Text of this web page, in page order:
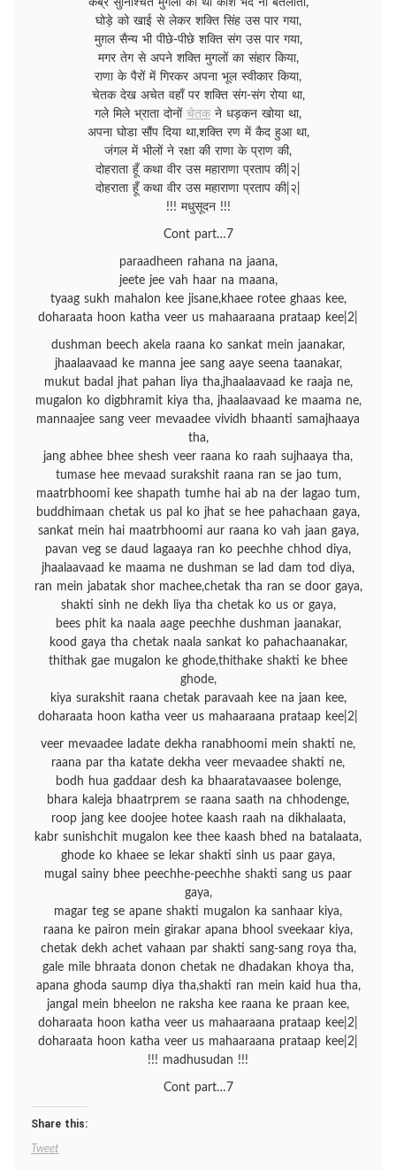
कब्र सुनिश्चित मुगलों की थी काश भेद ना बतलाता,
घोड़े को खाई से लेकर शक्ति सिंह उस पार गया,
मुग़ल सैन्य भी पीछे-पीछे शक्ति संग उस पार गया,
मगर तेग से अपने शक्ति मुगलों का संहार किया,
राणा के पैरों में गिरकर अपना भूल स्वीकार किया,
चेतक देख अचेत वहाँ पर शक्ति संग-संग रोया था,
गले मिले भ्राता दोनों चेतकने धड़कन खोया था,
अपना घोडा सौंप दिया था,शक्ति रण में कैद हुआ था,
जंगल में भीलों ने रक्षा की राणा के प्राण की,
दोहराता हूँ कथा वीर उस महाराणा प्रताप की|२|
दोहराता हूँ कथा वीर उस महाराणा प्रताप की|२|
!!! मधुसूदन !!!
Cont part…7
paraadheen rahana na jaana,
jeete jee vah haar na maana,
tyaag sukh mahalon kee jisane,khaee rotee ghaas kee,
doharaata hoon katha veer us mahaaraana prataap kee|2|
dushman beech akela raana ko sankat mein jaanakar,
jhaalaavaad ke manna jee sang aaye seena taanakar,
mukut badal jhat pahan liya tha,jhaalaavaad ke raaja ne,
mugalon ko digbhramit kiya tha, jhaalaavaad ke maama ne,
mannaajee sang veer mevaadee vividh bhaanti samajhaaya
tha,
jang abhee bhee shesh veer raana ko raah sujhaaya tha,
tumase hee mevaad surakshit raana ran se jao tum,
maatrbhoomi kee shapath tumhe hai ab na der lagao tum,
buddhimaan chetak us pal ko jhat se hee pahachaan gaya,
sankat mein hai maatrbhoomi aur raana ko vah jaan gaya,
pavan veg se daud lagaaya ran ko peechhe chhod diya,
jhaalaavaad ke maama ne dushman se lad dam tod diya,
ran mein jabatak shor machee,chetak tha ran se door gaya,
shakti sinh ne dekh liya tha chetak ko us or gaya,
bees phit ka naala aage peechhe dushman jaanakar,
kood gaya tha chetak naala sankat ko pahachaanakar,
thithak gae mugalon ke ghode,thithake shakti ke bhee
ghode,
kiya surakshit raana chetak paravaah kee na jaan kee,
doharaata hoon katha veer us mahaaraana prataap kee|2|
veer mevaadee ladate dekha ranabhoomi mein shakti ne,
raana par tha katate dekha veer mevaadee shakti ne,
bodh hua gaddaar desh ka bhaaratavaasee bolenge,
bhara kaleja bhaatrprem se raana saath na chhodenge,
roop jang kee doojee hotee kaash raah na dikhalaata,
kabr sunishchit mugalon kee thee kaash bhed na batalaata,
ghode ko khaee se lekar shakti sinh us paar gaya,
mugal sainy bhee peechhe-peechhe shakti sang us paar
gaya,
magar teg se apane shakti mugalon ka sanhaar kiya,
raana ke pairon mein girakar apana bhool sveekaar kiya,
chetak dekh achet vahaan par shakti sang-sang roya tha,
gale mile bhraata donon chetak ne dhadakan khoya tha,
apana ghoda saump diya tha,shakti ran mein kaid hua tha,
jangal mein bheelon ne raksha kee raana ke praan kee,
doharaata hoon katha veer us mahaaraana prataap kee|2|
doharaata hoon katha veer us mahaaraana prataap kee|2|
!!! madhusudan !!!
Cont part…7
Share this:
Tweet